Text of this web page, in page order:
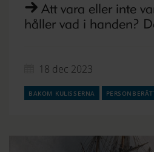
Att vara eller inte
håller vad i handen?
18 dec 2023
bakom kulisserna